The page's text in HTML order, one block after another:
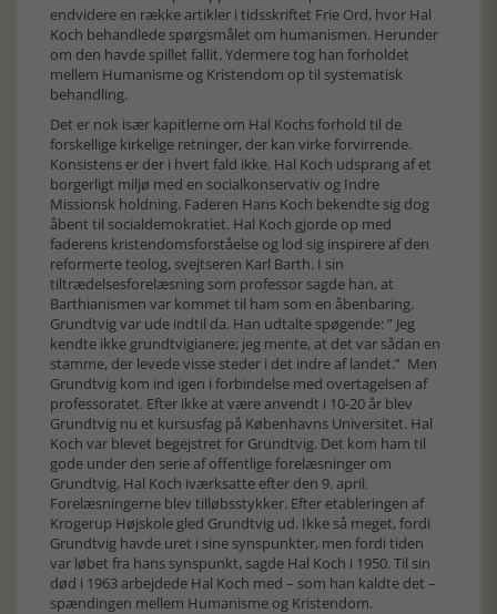
endvidere en række artikler i tidsskriftet Frie Ord, hvor Hal
Koch behandlede spørgsmålet om humanismen. Herunder
om den havde spillet fallit. Ydermere tog han forholdet
mellem Humanisme og Kristendom op til systematisk
behandling.
Det er nok især kapitlerne om Hal Kochs forhold til de
forskellige kirkelige retninger, der kan virke forvirrende.
Konsistens er der i hvert fald ikke. Hal Koch udsprang af et
borgerligt miljø med en socialkonservativ og Indre
Missionsk holdning. Faderen Hans Koch bekendte sig dog
åbent til socialdemokratiet. Hal Koch gjorde op med
faderens kristendomsforståelse og lod sig inspirere af den
reformerte teolog, svejtseren Karl Barth. I sin
tiltrædelsesforelæsning som professor sagde han, at
Barthianismen var kommet til ham som en åbenbaring.
Grundtvig var ude indtil da. Han udtalte spøgende: ” Jeg
kendte ikke grundtvigianere; jeg mente, at det var sådan en
stamme, der levede visse steder i det indre af landet.” Men
Grundtvig kom ind igen i forbindelse med overtagelsen af
professoratet. Efter ikke at være anvendt i 10-20 år blev
Grundtvig nu et kursusfag på Københavns Universitet. Hal
Koch var blevet begejstret for Grundtvig. Det kom ham til
gode under den serie af offentlige forelæsninger om
Grundtvig, Hal Koch iværksatte efter den 9. april.
Forelæsningerne blev tilløbsstykker. Efter etableringen af
Krogerup Højskole gled Grundtvig ud. Ikke så meget, fordi
Grundtvig havde uret i sine synspunkter, men fordi tiden
var løbet fra hans synspunkt, sagde Hal Koch i 1950. Til sin
død i 1963 arbejdede Hal Koch med – som han kaldte det –
spændingen mellem Humanisme og Kristendom.